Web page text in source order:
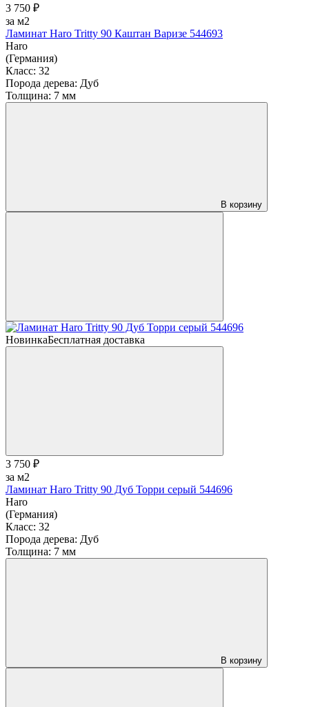
3 750 ₽
за м2
Ламинат Haro Tritty 90 Каштан Варизе 544693
Haro
(Германия)
Класс: 32
Порода дерева: Дуб
Толщина: 7 мм
В корзину
НовинкаБесплатная доставка
3 750 ₽
за м2
Ламинат Haro Tritty 90 Дуб Торри серый 544696
Haro
(Германия)
Класс: 32
Порода дерева: Дуб
Толщина: 7 мм
В корзину